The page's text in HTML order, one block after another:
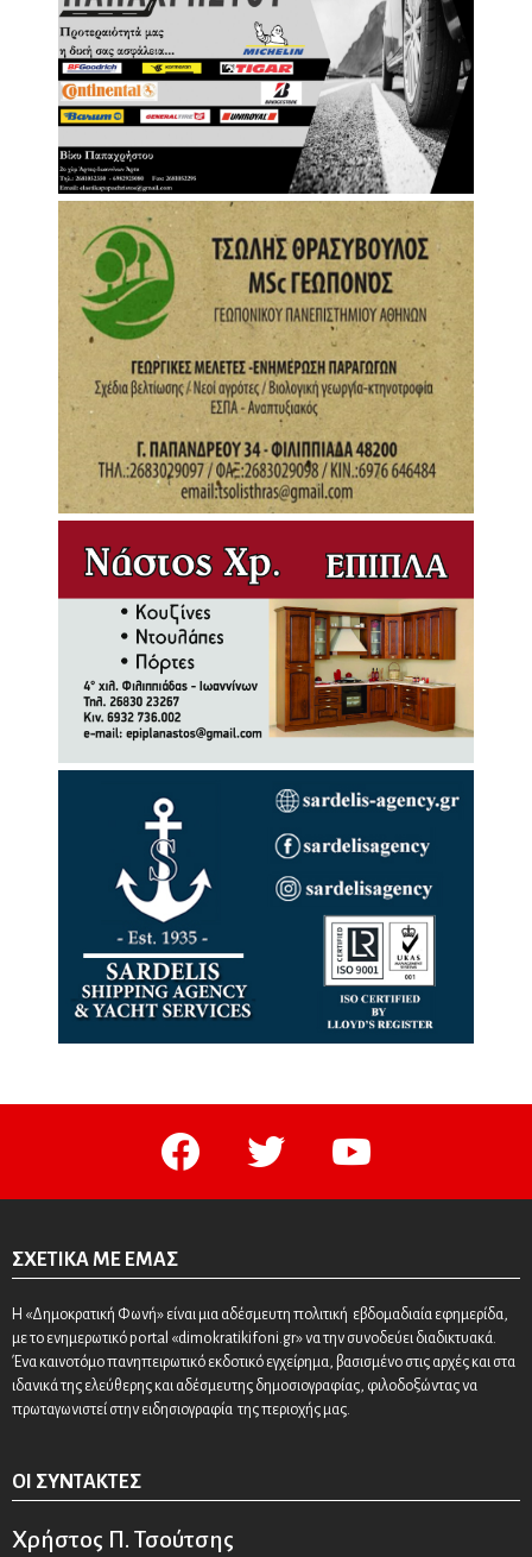
facebook twitter youtube
ΣΧΕΤΙΚΆ ΜΕ ΕΜΆΣ
Η «Δημοκρατική Φωνή» είναι μια αδέσμευτη πολιτική εβδομαδιαία εφημερίδα,
με το ενημερωτικό portal «dimokratikifoni.gr» να την συνοδεύει διαδικτυακά.
Ένα καινοτόμο πανηπειρωτικό εκδοτικό εγχείρημα, βασισμένο στις αρχές και στα
ιδανικά της ελεύθερης και αδέσμευτης δημοσιογραφίας, φιλοδοξώντας να
πρωταγωνιστεί στην ειδησιογραφία της περιοχής μας.
ΟΙ ΣΥΝΤΆΚΤΕΣ
Χρήστος Π. Τσούτσης